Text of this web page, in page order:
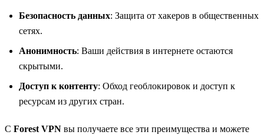
Безопасность данных: Защита от хакеров в общественных
сетях.
Анонимность: Ваши действия в интернете остаются
скрытыми.
Доступ к контенту: Обход геоблокировок и доступ к
ресурсам из других стран.
С Forest VPN вы получаете все эти преимущества и можете